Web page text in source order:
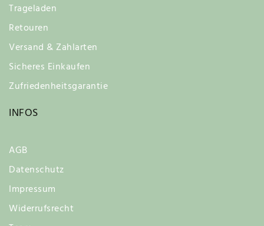
Trageladen
Retouren
Versand & Zahlarten
Sicheres Einkaufen
Zufriedenheitsgarantie
INFOS
AGB
Datenschutz
Impressum
Widerrufsrecht